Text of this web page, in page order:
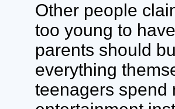
Other people
too young to
parents should
everything
teenagers spend